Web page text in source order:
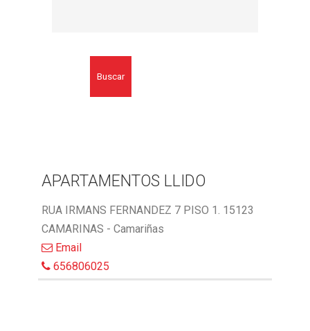
Buscar
APARTAMENTOS LLIDO
RUA IRMANS FERNANDEZ 7 PISO 1. 15123
CAMARINAS - Camariñas
Email
656806025